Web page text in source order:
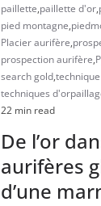
paillette,paillette d'or,
pied montagne,
Placier aurifère,
prospection aurifère,
search gold,
techniques
22 min read
De l’or
aurifères
d’une